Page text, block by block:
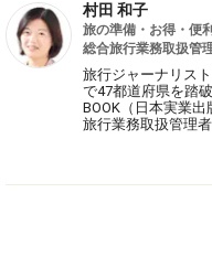
村田 和子
旅の準備・お得・便
総合旅行業務取扱管
旅行ジャーナリス
で47都道府県を踏
BOOK（日本実業
旅行業務取扱管理